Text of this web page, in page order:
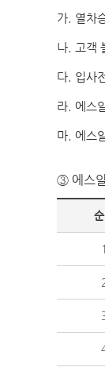
가. 열차
나. 고객
다. 입사
라. 에스
마. 에스
③ 에스
1